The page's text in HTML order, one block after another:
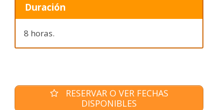
Duración
8 horas.
RESERVAR O VER FECHAS
DISPONIBLES